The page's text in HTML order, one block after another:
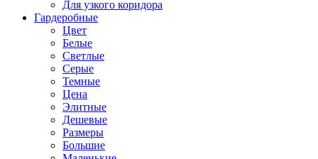
Для узкого коридора
Гардеробные
Цвет
Белые
Светлые
Серые
Темные
Цена
Элитные
Дешевые
Размеры
Большие